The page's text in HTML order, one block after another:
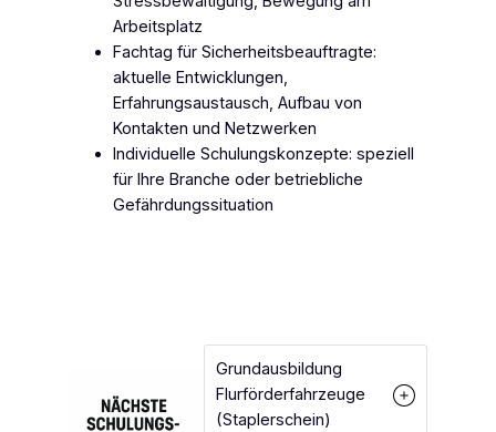
Arbeitsplatz
​Fachtag für Sicherheitsbeauftragte:
aktuelle Entwicklungen,
Erfahrungsaustausch, Aufbau von
Kontakten und Netzwerken
​Individuelle Schulungskonzepte: speziell
für Ihre Branche oder betriebliche
Gefährdungssituation
Grundausbildung
Flurförderfahrzeuge
(Staplerschein)